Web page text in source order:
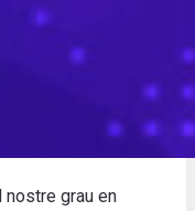
nostre grau en